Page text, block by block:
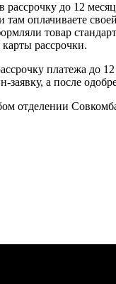
до 12
оплачиваете
товар
рассрочки.
платежа до
а после
отделении